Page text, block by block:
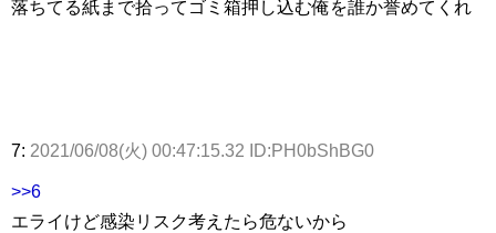
落ちてる紙まで拾ってゴミ箱押し込む俺を誰か誉めてくれ
7: 2021/06/08(火) 00:47:15.32 ID:PH0bShBG0
>>6
エライけど感染リスク考えたら危ないから